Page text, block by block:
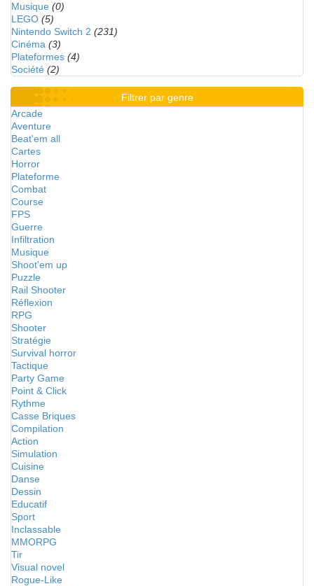
Musique (0)
LEGO (5)
Nintendo Switch 2 (231)
Cinéma (3)
Plateformes (4)
Société (2)
Filtrer par genre
Arcade
Aventure
Beat'em all
Cartes
Horror
Plateforme
Combat
Course
FPS
Guerre
Infiltration
Musique
Shoot'em up
Puzzle
Rail Shooter
Réflexion
RPG
Shooter
Stratégie
Survival horror
Tactique
Party Game
Point & Click
Rythme
Casse Briques
Compilation
Action
Simulation
Cuisine
Danse
Dessin
Educatif
Sport
Inclassable
MMORPG
Tir
Visual novel
Rogue-Like